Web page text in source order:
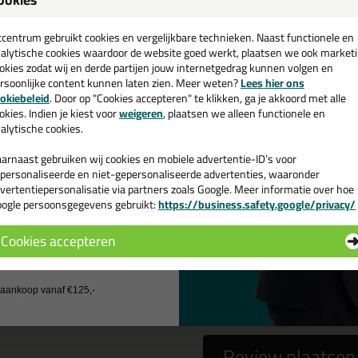
gebruiken het e-mailadres alleen om contact op te nemen bij vragen)
nee
gebruikt cookies en vergelijkbare technieken. Naast functionele en
cookies waardoor de website goed werkt, plaatsen we ook
zodat wij en derde partijen jouw internetgedrag kunnen volgen en
content kunnen laten zien. Meer weten?Lees hier ons
. Door op "Cookies accepteren" te klikken, ga je akkoord met alle
Indien je kiest voorweigeren, plaatsen we alleen functionele en
cookies.
gebruiken wij cookies en mobiele advertentie-ID’s voor
en niet-gepersonaliseerde advertenties, waaronder
via partners zoals Google. Meer informatie over hoe
persoonsgegevens gebruikt:https://business.safety.google/privacy/
Cookies accepteren
💚
en ontvang een
€35,-bij je eerste bestelling!
de actiecode ›
geen cadeau
vanaf €125,-